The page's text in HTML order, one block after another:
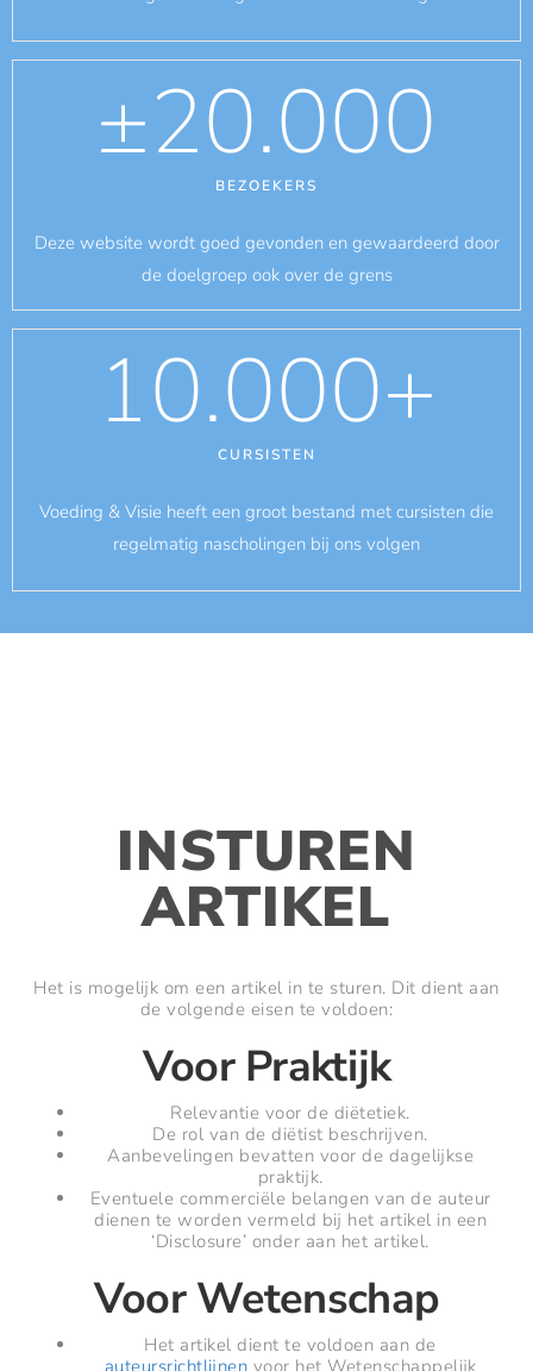
BEZOEKERS
±20.000
Deze website wordt goed gevonden en gewaardeerd door
de doelgroep ook over de grens
CURSISTEN
10.000+
Voeding & Visie heeft een groot bestand met cursisten die
regelmatig nascholingen bij ons volgen
INSTUREN
ARTIKEL
Het is mogelijk om een artikel in te sturen. Dit dient aan
de volgende eisen te voldoen:
Voor Praktijk
Relevantie voor de diëtetiek.
De rol van de diëtist beschrijven.
Aanbevelingen bevatten voor de dagelijkse
praktijk.
Eventuele commerciële belangen van de auteur
dienen te worden vermeld bij het artikel in een
‘Disclosure’ onder aan het artikel.
Voor Wetenschap
Het artikel dient te voldoen aan de
auteursrichtlijnen voor het Wetenschappelijk